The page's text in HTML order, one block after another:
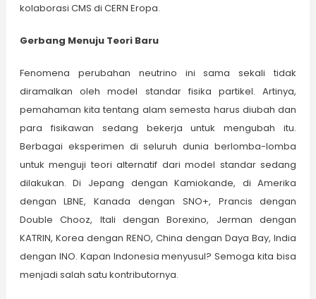
kolaborasi CMS di CERN Eropa.
Gerbang Menuju Teori Baru
Fenomena perubahan neutrino ini sama sekali tidak
diramalkan oleh model standar fisika partikel. Artinya,
pemahaman kita tentang alam semesta harus diubah dan
para fisikawan sedang bekerja untuk mengubah itu.
Berbagai eksperimen di seluruh dunia berlomba-lomba
untuk menguji teori alternatif dari model standar sedang
dilakukan. Di Jepang dengan Kamiokande, di Amerika
dengan LBNE, Kanada dengan SNO+, Prancis dengan
Double Chooz, Itali dengan Borexino, Jerman dengan
KATRIN, Korea dengan RENO, China dengan Daya Bay, India
dengan INO. Kapan Indonesia menyusul? Semoga kita bisa
menjadi salah satu kontributornya.